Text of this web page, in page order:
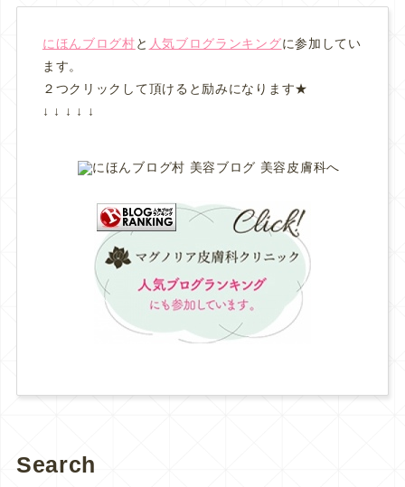
にほんブログ村と 人気ブログランキングに参加してい
ます。
２つクリックして頂けると励みになります★
↓ ↓ ↓ ↓ ↓
Search